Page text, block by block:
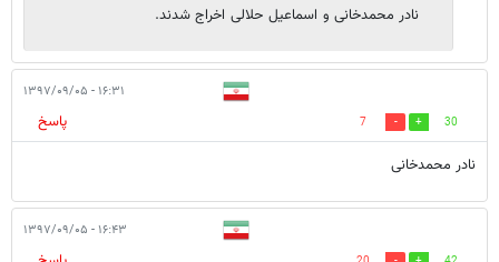
نادر محمدخانی و اسماعیل حلالی اخراج شدند.
۱۶:۳۱ - ۱۳۹۷/۰۹/۰۵
30
7
پاسخ
نادر محمدخانی
۱۶:۴۳ - ۱۳۹۷/۰۹/۰۵